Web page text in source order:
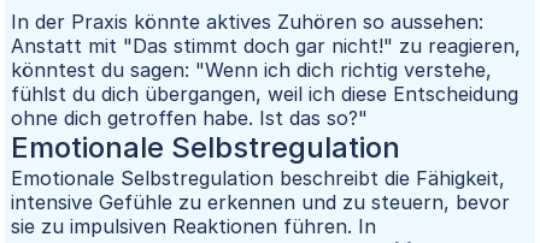
In der Praxis könnte aktives Zuhören so aussehen:
Anstatt mit "Das stimmt doch gar nicht!" zu reagieren,
könntest du sagen: "Wenn ich dich richtig verstehe,
fühlst du dich übergangen, weil ich diese Entscheidung
ohne dich getroffen habe. Ist das so?"
Emotionale Selbstregulation
Emotionale Selbstregulation beschreibt die Fähigkeit,
intensive Gefühle zu erkennen und zu steuern, bevor
sie zu impulsiven Reaktionen führen. In